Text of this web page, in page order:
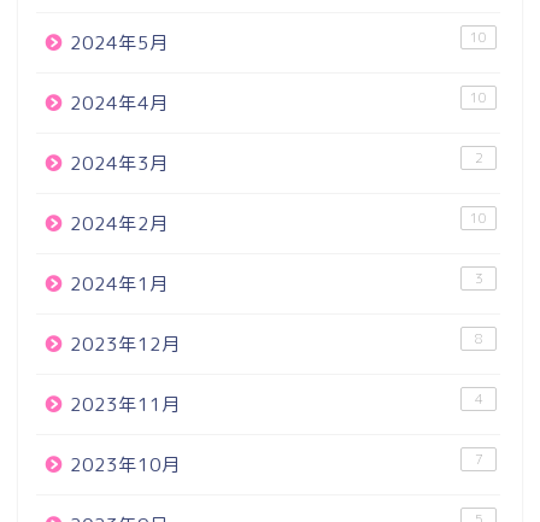
2024年5月 10
2024年4月 10
2024年3月 2
2024年2月 10
2024年1月 3
2023年12月 8
2023年11月 4
2023年10月 7